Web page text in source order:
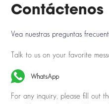
Contáctenos
Vea nuestras preguntas
Talk to us on your favorite
WhatsApp
For any inquiry, please fill out